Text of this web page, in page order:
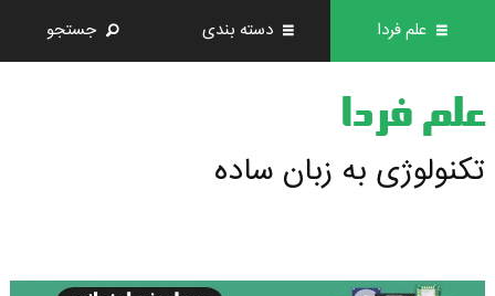
علم فردا دسته بندی جستجو
علم فردا
تکنولوژی به زبان ساده